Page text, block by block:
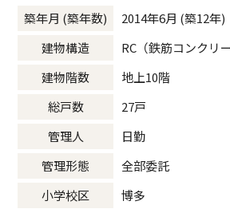
築年月 (築年数)
2014年6月 (築12年)
建物構造
RC（鉄筋コンクリー
建物階数
地上10階
総戸数
27戸
管理人
日勤
管理形態
全部委託
小学校区
博多